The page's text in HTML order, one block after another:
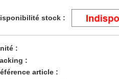
stock
article